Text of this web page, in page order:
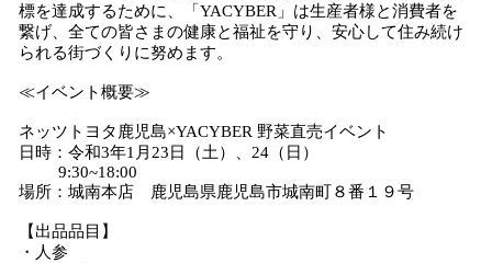
標を達成するために、「YACYBER」は生産者様と消費者を
繋げ、全ての皆さまの健康と福祉を守り、安心して住み続け
られる街づくりに努めます。
≪イベント概要≫
ネッツトヨタ鹿児島×YACYBER 野菜直売イベント
日時：令和3年1月23日（土）、24（日）
9:30~18:00
場所：城南本店 鹿児島県鹿児島市城南町８番１９号
【出品品目】
・人参